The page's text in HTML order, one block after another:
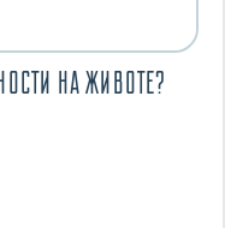
НА ЖИВОТЕ?